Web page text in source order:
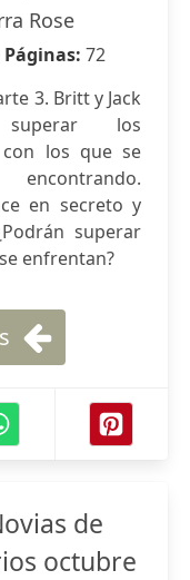
Rose
72
3. Britt y Jack
los
con los que se
en secreto y
superar
enfrentan?
de
octubre